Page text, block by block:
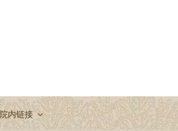
院内链接